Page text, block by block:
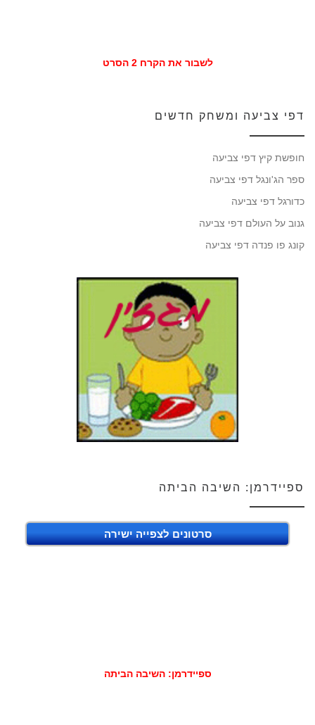
לשבור את הקרח 2 הסרט
דפי צביעה ומשחק חדשים
חופשת קיץ דפי צביעה
ספר הג'ונגל דפי צביעה
כדורגל דפי צביעה
גנוב על העולם דפי צביעה
קונג פו פנדה דפי צביעה
ספיידרמן: השיבה הביתה
סרטונים לצפייה ישירה
ספיידרמן: השיבה הביתה